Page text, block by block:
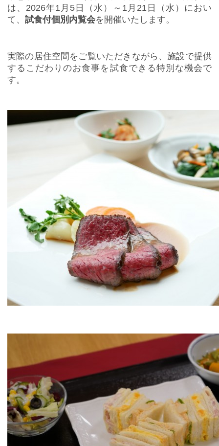
は、 2026年1月5日（水）～1月21日（水）におい
て、 試食付個別 内覧会を開催いたします。
実際の居住空間をご覧いただきながら、施設で提供
するこ だわりのお食事を試食できる特別な機会で
す。